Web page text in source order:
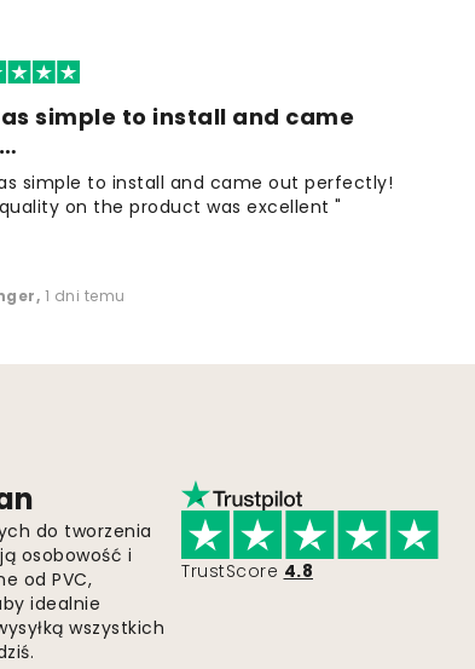
simple to install and came
simple to install and came out perfectly!
on the product was excellent "
, 1 dni temu
do tworzenia
osobowość i
od PVC,
idealnie
wszystkich
TrustScore 4.8